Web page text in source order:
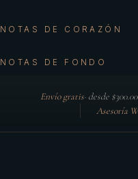
NOTAS DE CORAZÓN
NOTAS DE FONDO
Envío gratis· desde
Asesoría